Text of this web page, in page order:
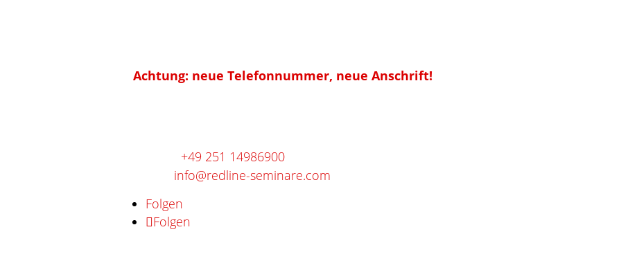
Achtung: neue Telefonnummer, neue Anschrift!
+49 251 14986900
info@redline-seminare.com
Folgen
Folgen